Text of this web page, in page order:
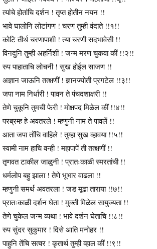
त्यांचे होतांचि दर्शन ! तृप्त होतीन नयन !!
भावे घालोनि लोटांगण ! चरण तुम्ही वंदाते !!१!!
कोटि तीर्थ चरणापाशी ! त्या चरणी सदभावेसी !!
विनदुनि तुम्ही अहर्निशीं ! जन्म मरण चुकवा कीं !!२!!
रुप पाहाताचि लोचनी ! सुख होईल साजण !!
अज्ञान जाऊनि तत्क्षणीं ! ज्ञानज्योती प्रगटेल !!३!!
जपा नाम निर्धारी ! पावन ते पंचदशाक्षरी !!
तेणे चुकूनि तुमची फेरी ! मोक्षपद मिळेल कीं !!४!!
परब्रम्ह हे अवतरले ! म्हणुनी नाम ते पावलें !!
आता जपा तोंचि वाहिले ! तुम्हा सुख व्हावया !!५!!
स्वामी नाम हाचि वन्ही ! महापापें ती तत्क्षणीं !!
तृणवत टाकील जाळुनी ! प्रातःकाळी स्मरतांची !!
धर्मलोप बहु झाला ! तेणे भूभार वाढला !!
म्हणुनी समर्थ अवतरला ! जड मूढा ताराया !!७!!
प्रातःकाळी दर्शन घेता ! मुक्ती मिळेल सायुज्यता !!
तेणे चुकेल जन्म व्यथा ! भावे दर्शन घेताचि !!८!!
रुप सुंदर सुकुमार ! दिसे आति मनोहर !!
पाहुनि तेंचि सत्वर ! कृतार्थ तुम्ही व्हाल कीं !!९!!